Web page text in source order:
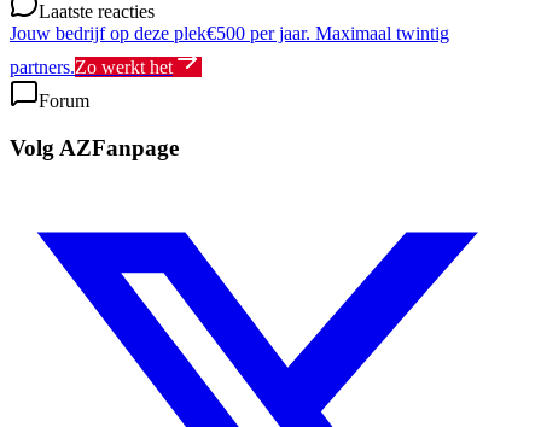
Laatste reacties
Jouw bedrijf op deze plek€500 per jaar. Maximaal twintig
partners.Zo werkt het
Forum
Volg AZFanpage